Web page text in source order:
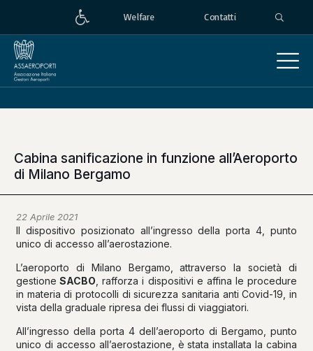
Welfare Contatti
Cabina sanificazione in funzione all’Aeroporto
di Milano Bergamo
22 Aprile 2021
Il dispositivo posizionato all’ingresso della porta 4, punto
unico di accesso all’aerostazione.
L’aeroporto di Milano Bergamo, attraverso la società di
gestione SACBO , rafforza i dispositivi e affina le procedure
in materia di protocolli di sicurezza sanitaria anti Covid-19, in
vista della graduale ripresa dei flussi di viaggiatori.
All’ingresso della porta 4 dell’aeroporto di Bergamo, punto
unico di accesso all’aerostazione, è stata installata la cabina